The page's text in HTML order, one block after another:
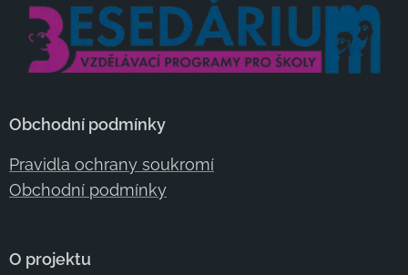
Obchodní podmínky
Pravidla ochrany soukromí
Obchodní podmínky
O projektu